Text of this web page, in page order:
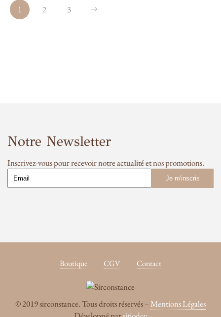
1 2 3
Notre Newsletter
Inscrivez-vous pour recevoir notre actualité et nos promotions.
Boutique CGV Contact
© 2019 sirconstance. Tous droits réservés –Mentions Légales